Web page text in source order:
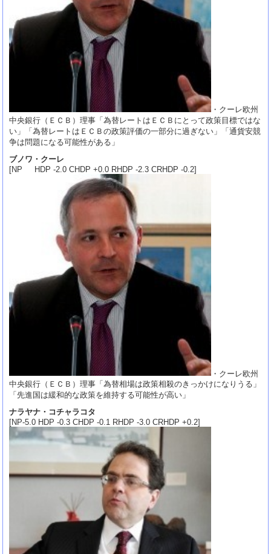
・クーレ欧州
中央銀行（ＥＣＢ）理事「為替レートはＥＣＢにとって政策目標ではな
い」「為替レートはＥＣＢの政策評価の一部分に過ぎない」「通貨安競
争は問題になる可能性がある」
ブノワ・クーレ
[NP HDP -2.0 CHDP +0.0 RHDP -2.3 CRHDP -0.2]
・クーレ欧州
中央銀行（ＥＣＢ）理事「為替相場は政策相殺のきっかけになりうる」
「先進国は緩和的な政策を維持する可能性が高い」
ナラヤナ・コチャラコタ
[NP-5.0 HDP -0.3 CHDP -0.1 RHDP -3.0 CRHDP +0.2]